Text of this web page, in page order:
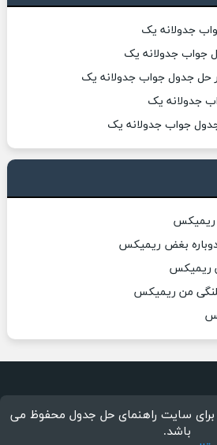
جدولانه یک
جواب جدولانه یک
حل جدول جواب جدولانه یک
جدولانه یک
جواب جدولانه یک
ریمیکس
بغض ریمیکس
ریمیکس
من ریمیکس
سایت راهنمای حل جدول محفوظ می
باشد.